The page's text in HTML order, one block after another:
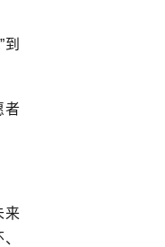
者
来